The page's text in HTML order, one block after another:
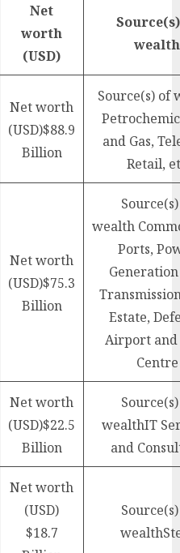
Net
worth
(USD)
wealth
Net worth
(USD)$88.9
Billion
Source(s) of
and Gas,
Retail,
Net worth
(USD)$75.3
Billion
wealth
Ports,
Estate,
Airport and
Centre
Net worth
(USD)$22.5
Billion
wealthIT
and
Net worth
(USD)
$18.7
wealth